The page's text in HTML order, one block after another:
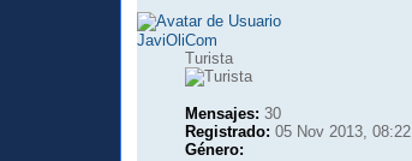
JaviOliCom
Turista
Mensajes: 30
Registrado: 05 Nov 2013, 08:22
Género: